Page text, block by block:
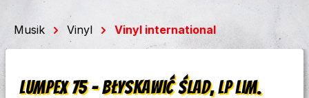
Zum Hauptinhalt springen
Musik Vinyl Vinyl international
Lumpex 75 - Błyskawić Ślad, LP lim.